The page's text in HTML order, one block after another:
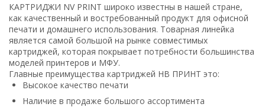
КАРТРИДЖИ NV PRINT широко известны в нашей стране,
как качественный и востребованный продукт для офисной
печати и домашнего использования. Товарная линейка
является самой большой на рынке совместимых
картриджей, которая покрывает потребности большинства
моделей принтеров и МФУ.
Главные преимущества картриджей НВ ПРИНТ это:
Высокое качество печати
Наличие в продаже большого ассортимента